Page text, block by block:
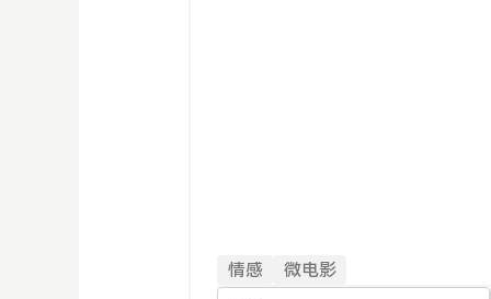
情感 微电影